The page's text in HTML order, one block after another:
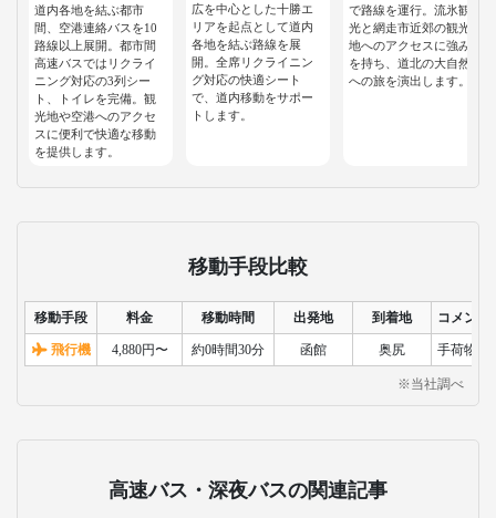
道内各地を結ぶ都市
間、空港連絡バスを10
路線以上展開。都市間
高速バスではリクライ
ニング対応の3列シー
ト、トイレを完備。観
光地や空港へのアクセ
スに便利で快適な移動
を提供します。
広を中心とした十勝エ
リアを起点として道内
各地を結ぶ路線を展
開。全席リクライニン
グ対応の快適シート
で、道内移動をサポー
トします。
で路線を運行。流氷観
光と網走市近郊の観光
地へのアクセスに強み
を持ち、道北の大自然
への旅を演出します。
移動手段比較
移動手段 料金 移動時間 出発地 到着地 コメント
飛行機 4,880円〜 約0時間30分 函館 奥尻 手荷物検
※当社調べ
高速バス・深夜バスの関連記事